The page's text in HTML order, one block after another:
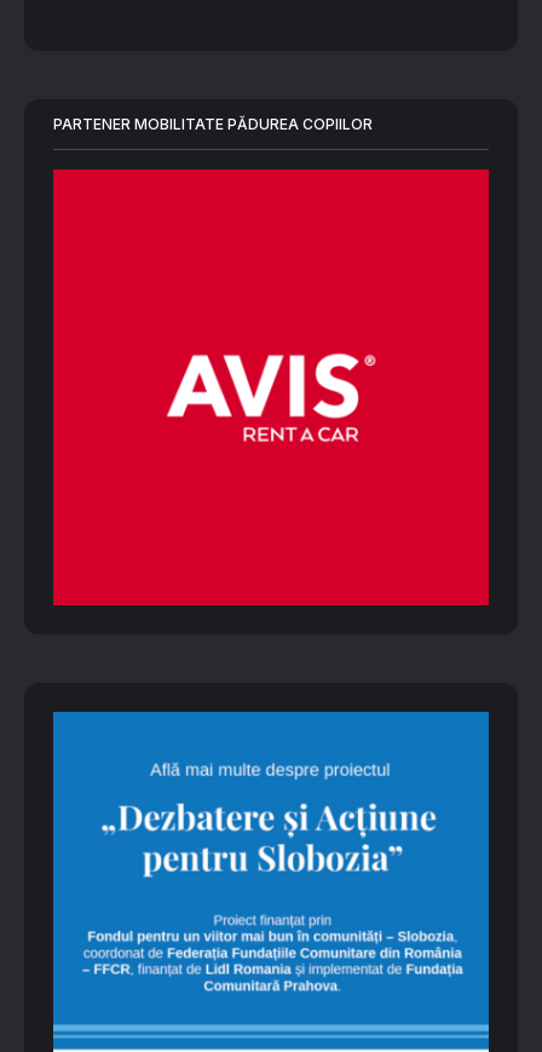
PARTENER MOBILITATE PĂDUREA COPIILOR